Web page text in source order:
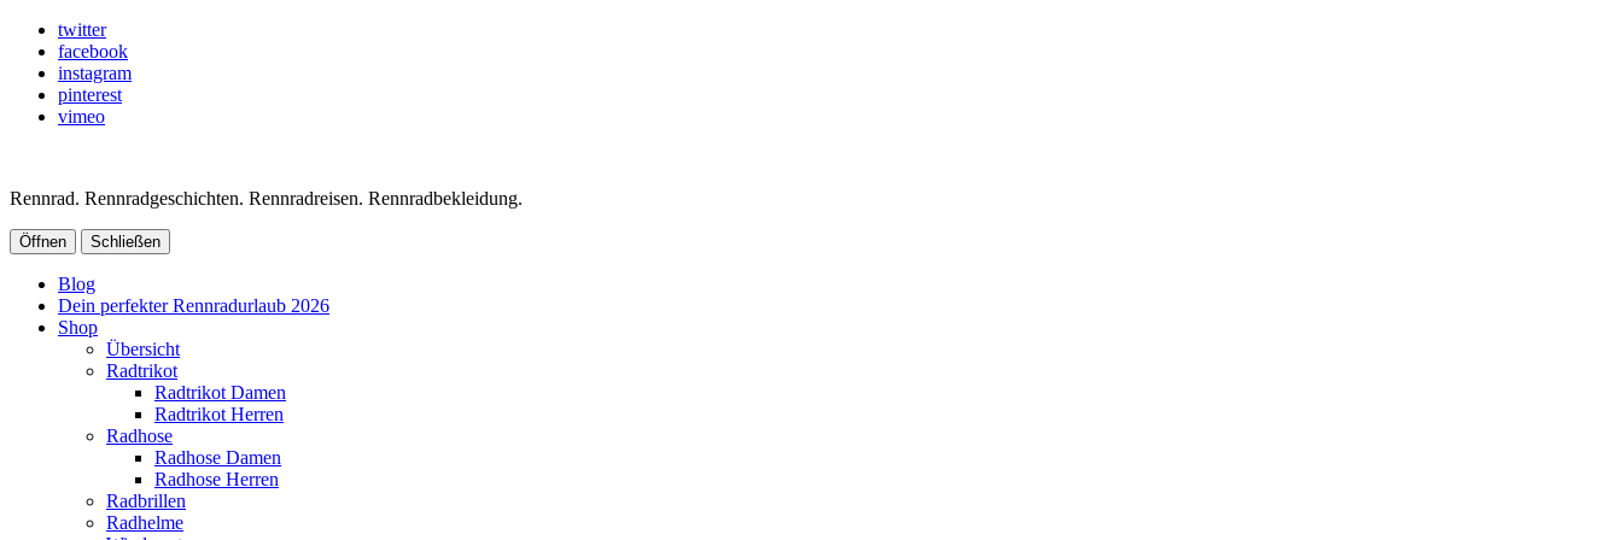
twitter
facebook
instagram
pinterest
vimeo
Rennrad. Rennradgeschichten. Rennradreisen. Rennradbekleidung.
Öffnen Schließen
Blog
Dein perfekter Rennradurlaub 2026
Shop
Übersicht
Radtrikot
Radtrikot Damen
Radtrikot Herren
Radhose
Radhose Damen
Radhose Herren
Radbrillen
Radhelme